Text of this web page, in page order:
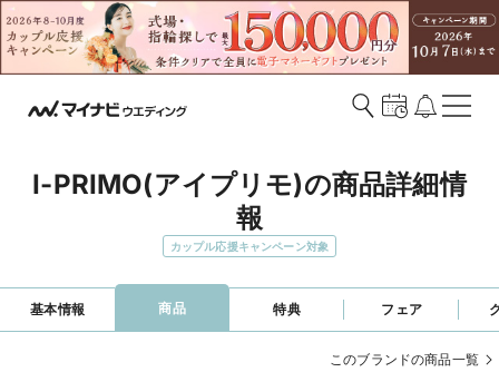
I-PRIMO(アイプリモ)の商品詳細情
報
カップル応援キャンペーン対象
基本情報 商品 特典 フェア
このブランドの商品一覧